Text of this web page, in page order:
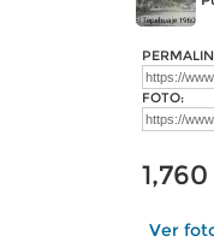
FOTO:
1,760
Ver